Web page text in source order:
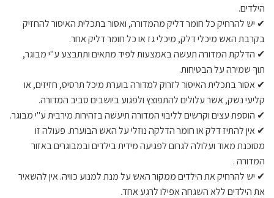
הילדים.
✔ יש להרחיק כל חומר דליק מהמדורה, ואסור בתכלית האיסור להחזיק
בקרבת האש מיכלי דלק, מיכלי גז או כל חומר דליק אחר.
✔ הדלקת המדורה תעשה באמצעות לפיד מתאים ותתבצע ע"י מבוגר,
תוך שמירה על הבטיחות.
✔ אסור בתכלית האיסור לזרוק למדורה בוערת מיכל תרסיס, חזיזים, או
קליעי נשק, אשר עלולים להתפוצץ ולפגוע ביושבים סביב המדורה.
✔ הוספת עצים וקרשים לליבוי המדורה תיעשה בזהירות מירבית ע"י מבוגר.
✔ אין להתיז דלק או חומר הדלקה נוזלי על האש הבוערת. פעולה זו
מסוכנת מאוד ועלולה לגרום לפגיעה מידית בילדים ובמבוגרים באזור
המדורה .
✔ יש להרחיק את הילדים ממקור האש על מנת למנוע כוויה. אין להשאיר
את הילדים ללא השגחה אפילו לרגע אחד.